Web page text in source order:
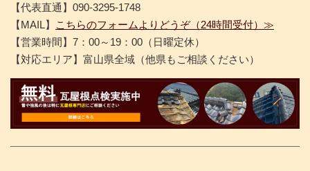
【代表直通】090-3295-1748
【MAIL】
こちらのフォームよりどうぞ（24時間受付）≫
【営業時間】7：00～19：00（日曜定休）
【対応エリア】富山県全域（他県もご相談ください）